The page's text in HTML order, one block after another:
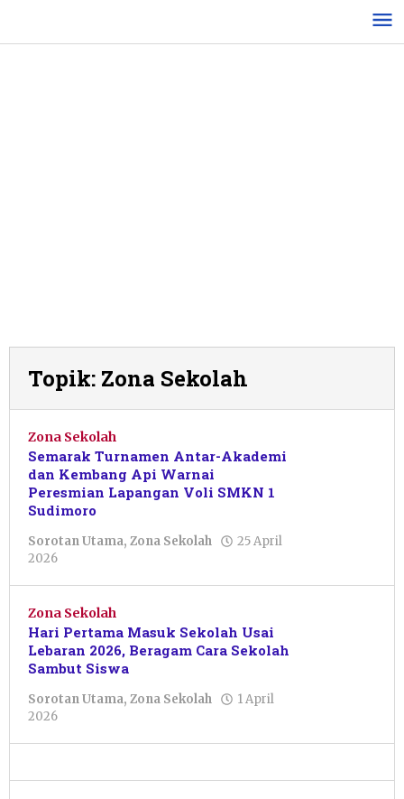
konten
Topik: Zona Sekolah
Zona Sekolah
Semarak Turnamen Antar-Akademi
dan Kembang Api Warnai
Peresmian Lapangan Voli SMKN 1
Sudimoro
Sorotan Utama, Zona Sekolah
25 April
2026
Azizah
Zona Sekolah
Hari Pertama Masuk Sekolah Usai
Lebaran 2026, Beragam Cara Sekolah
Sambut Siswa
Sorotan Utama, Zona Sekolah
1 April
2026
Azizah